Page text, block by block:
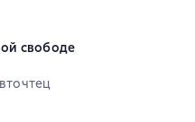
свободе
0 на основе 0 оценок